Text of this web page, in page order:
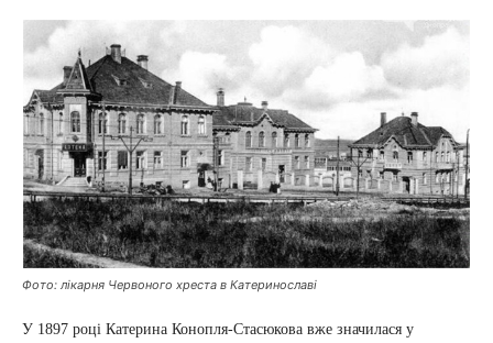
Фото: лікарня Червоного хреста в Катеринославі
У 1897 році Катерина Конопля-Стасюкова вже значилася у